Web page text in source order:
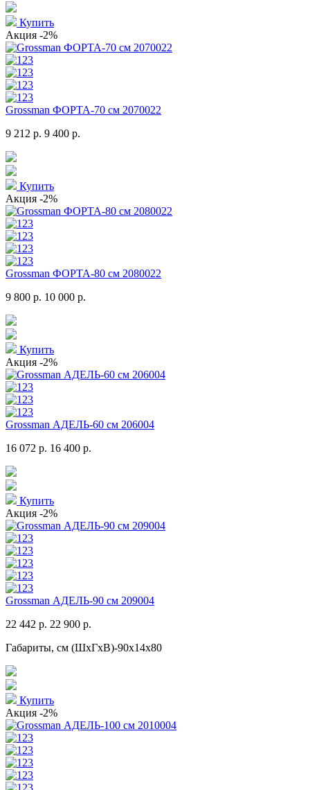
Купить
Акция -2%
Grossman ФОРТА-70 см 2070022
9 212 р. 9 400 р.
Купить
Акция -2%
Grossman ФОРТА-80 см 2080022
9 800 р. 10 000 р.
Купить
Акция -2%
Grossman АДЕЛЬ-60 см 206004
16 072 р. 16 400 р.
Купить
Акция -2%
Grossman АДЕЛЬ-90 см 209004
22 442 р. 22 900 р.
Габариты, см (ШхГхВ)-90x14x80
Купить
Акция -2%